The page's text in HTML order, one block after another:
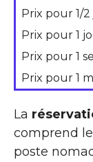
Prix pour 1/
Prix pour 1
Prix pour 1
Prix pour 1
La
comprend
poste